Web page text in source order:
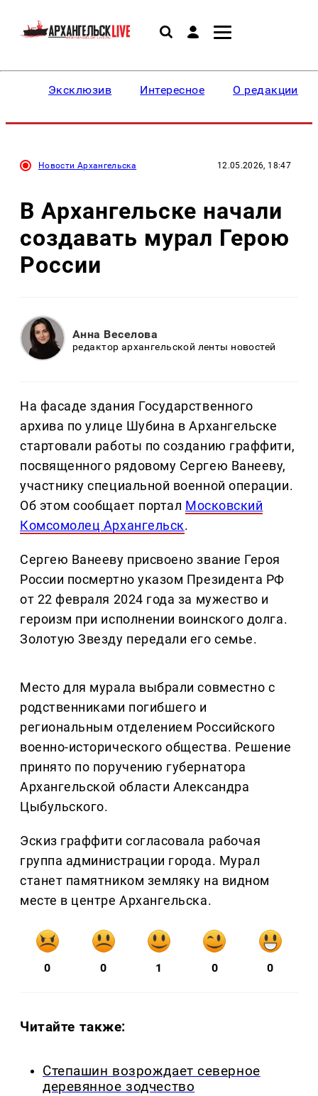
Эксклюзив Интересное О редакции
Новости Архангельска 12.05.2026, 18:47
В Архангельске начали
создавать мурал Герою
России
Анна Веселова
редактор архангельской ленты новостей
На фасаде здания Государственного
архива по улице Шубина в Архангельске
стартовали работы по созданию граффити,
посвященного рядовому Сергею Ванееву,
участнику специальной военной операции.
Об этом сообщает портал Московский
Комсомолец Архангельск.
Сергею Ванееву присвоено звание Героя
России посмертно указом Президента РФ
от 22 февраля 2024 года за мужество и
героизм при исполнении воинского долга.
Золотую Звезду передали его семье.
Место для мурала выбрали совместно с
родственниками погибшего и
региональным отделением Российского
военно-исторического общества. Решение
принято по поручению губернатора
Архангельской области Александра
Цыбульского.
Эскиз граффити согласовала рабочая
группа администрации города. Мурал
станет памятником земляку на видном
месте в центре Архангельска.
0 0 1 0 0
Читайте также:
Степашин возрождает северное
деревянное зодчество